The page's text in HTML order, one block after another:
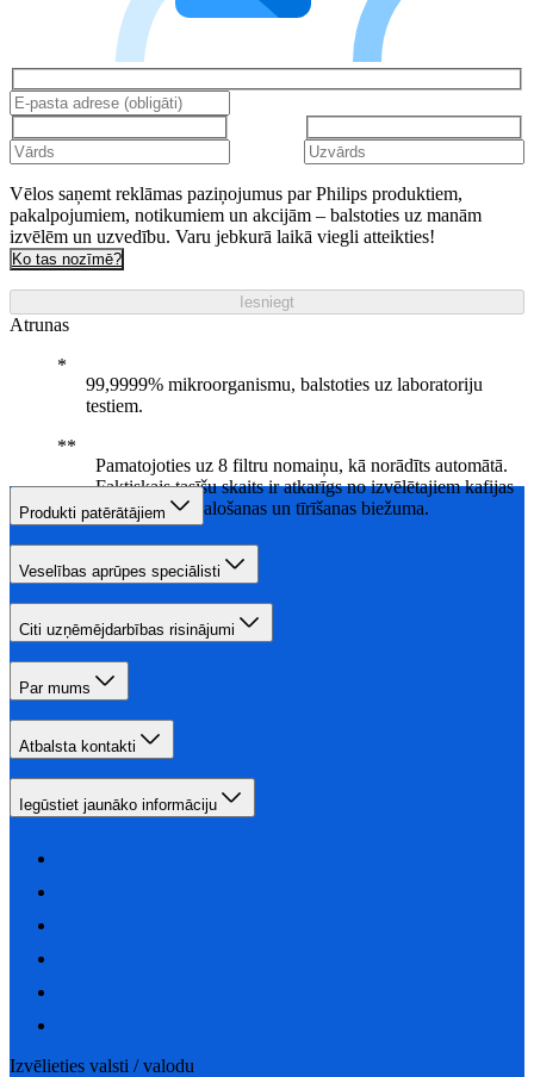
Vēlos saņemt reklāmas paziņojumus par Philips produktiem,
pakalpojumiem, notikumiem un akcijām – balstoties uz manām
izvēlēm un uzvedību. Varu jebkurā laikā viegli atteikties!
Ko tas nozīmē?
Iesniegt
Atrunas
99,9999% mikroorganismu, balstoties uz laboratoriju
testiem.
Pamatojoties uz 8 filtru nomaiņu, kā norādīts automātā.
Faktiskais tasīšu skaits ir atkarīgs no izvēlētajiem kafijas
dzērieniem, skalošanas un tīrīšanas biežuma.
Produkti patērātājiem
Veselības aprūpes speciālisti
Citi uzņēmējdarbības risinājumi
Par mums
Atbalsta kontakti
Iegūstiet jaunāko informāciju
Izvēlieties valsti / valodu